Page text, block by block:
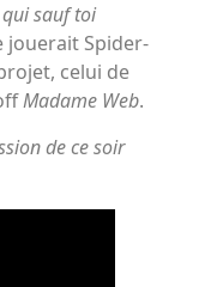
sauf toi
jouerait Spider-
celui de
Madame Web.
de ce soir